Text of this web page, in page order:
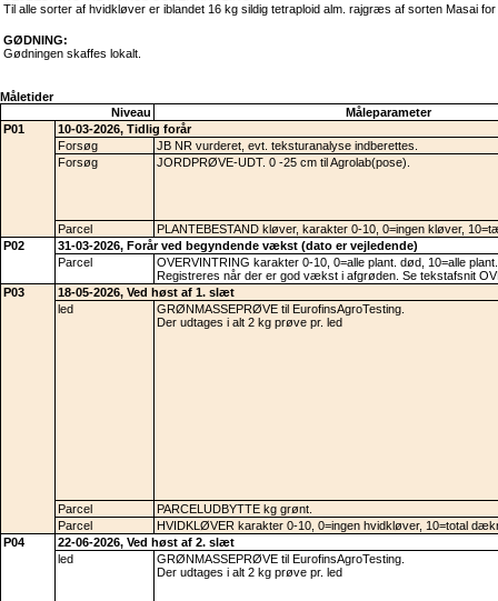
Til alle sorter af hvidkløver er iblandet 16 kg sildig tetraploid alm. rajgræs af sorten Masai
GØDNING:
Gødningen skaffes lokalt.
Måletider
Niveau
Måleparameter
P01
10-03-2026, Tidlig forår
Forsøg
JB NR vurderet, evt. teksturanalyse indberettes.
Forsøg
JORDPRØVE-UDT. 0 -25 cm til Agrolab(pose).
Parcel
PLANTEBESTAND kløver, karakter 0-10, 0=ingen kløver,
P02
31-03-2026, Forår ved begyndende vækst (dato er vejledende)
Parcel
OVERVINTRING karakter 0-10, 0=alle plant. død, 10=alle
Registreres når der er god vækst i afgrøden. Se tekstafsnit
P03
18-05-2026, Ved høst af 1. slæt
led
GRØNMASSEPRØVE til EurofinsAgroTesting.
Der udtages i alt 2 kg prøve pr. led
Parcel
PARCELUDBYTTE kg grønt.
Parcel
HVIDKLØVER karakter 0-10, 0=ingen hvidkløver, 10=total
P04
22-06-2026, Ved høst af 2. slæt
led
GRØNMASSEPRØVE til EurofinsAgroTesting.
Der udtages i alt 2 kg prøve pr. led